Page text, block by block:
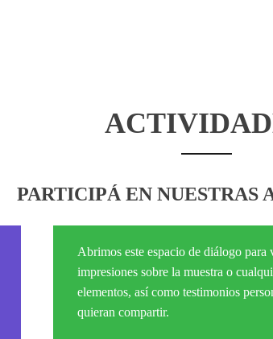
PARTICIPÁ EN NUESTRAS
Abrimos este espacio de diálogo para
impresiones sobre la muestra o
elementos, así como testimonios
quieran compartir.